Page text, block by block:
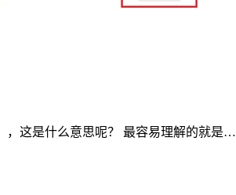
，这是什么意思呢？ 最容易理解的就是…